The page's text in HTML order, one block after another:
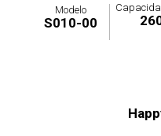
Modelo
S010-00